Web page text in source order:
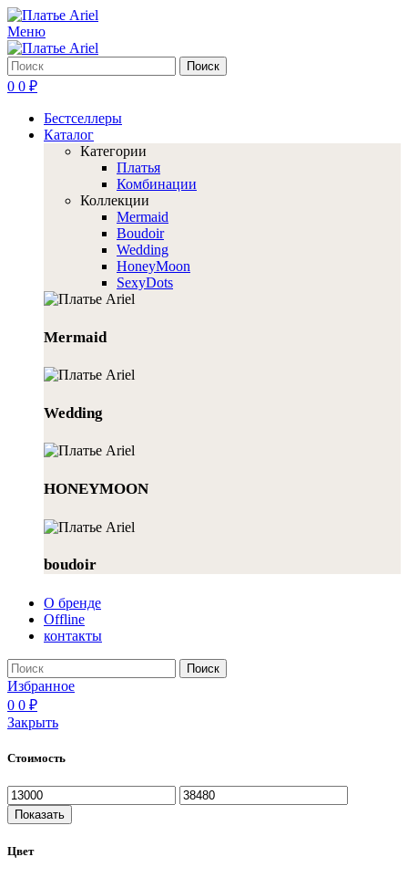
Меню
Поиск
0 0 ₽
Бестселлеры
Каталог
Категории
Платья
Комбинации
Коллекции
Mermaid
Boudoir
Wedding
HoneyMoon
SexyDots
Mermaid
Wedding
HONEYMOON
boudoir
О бренде
Offline
контакты
Поиск
Избранное
0 0 ₽
Закрыть
Стоимость
Минимальная
цена
Максимальная
цена
Показать
Цвет